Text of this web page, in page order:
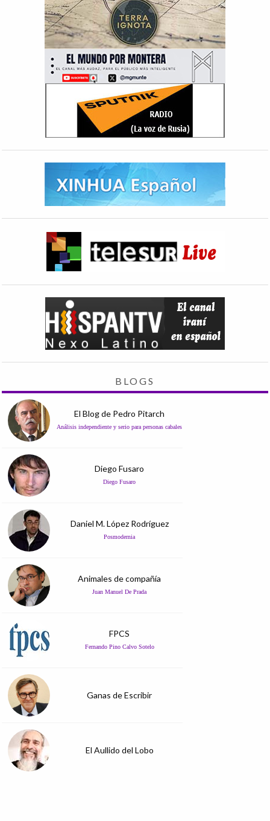
BLOGS
El Blog de Pedro Pitarch
Análisis independiente y serio para personas cabales
Diego Fusaro
Diego Fusaro
Daniel M. López Rodríguez
Posmodernia
Animales de compañía
Juan Manuel De Prada
FPCS
Fernando Pino Calvo Sotelo
Ganas de Escribir
El Aullido del Lobo